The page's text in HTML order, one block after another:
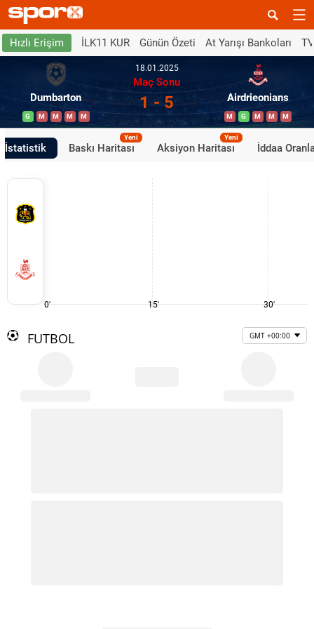
Hızlı Erişim İLK11 KUR Günün Özeti At Yarışı Bankoları
Dumbarton
G M M M M
18.01.2025
Maç Sonu
1 - 5 Airdrieonians
M G M M M
İstatistik Baskı Haritası
Yeni
Aksiyon Haritası
Yeni
İddaa
0' 15' 30'
FUTBOL GMT +00:00